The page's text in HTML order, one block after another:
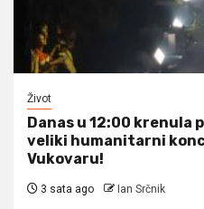
Život
Danas u 12:00 krenula
veliki humanitarni
Vukovaru!
3 sata ago Ian Srčnik